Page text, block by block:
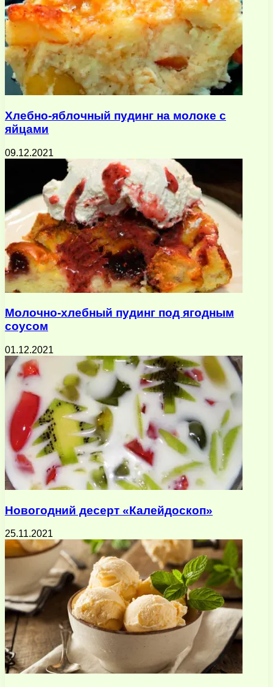
Хлебно-яблочный пудинг на молоке с
яйцами
09.12.2021
Молочно-хлебный пудинг под ягодным
соусом
01.12.2021
Новогодний десерт «Калейдоскоп»
25.11.2021